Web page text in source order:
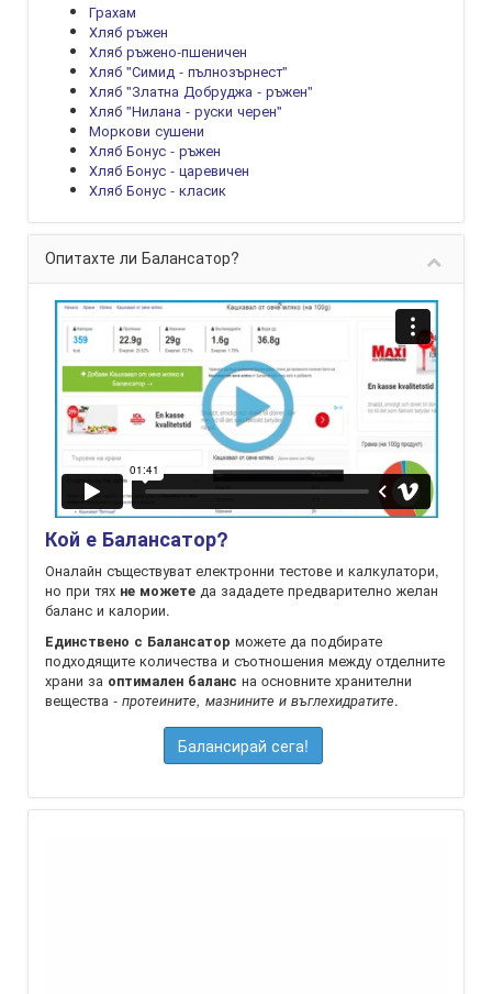
Грахам
Хляб ръжен
Хляб ръжено-пшеничен
Хляб "Симид - пълнозърнест"
Хляб "Златна Добруджа - ръжен"
Хляб "Нилана - руски черен"
Моркови сушени
Хляб Бонус - ръжен
Хляб Бонус - царевичен
Хляб Бонус - класик
Опитахте ли Балансатор?
Кой е Балансатор?
Оналайн съществуват електронни тестове и калкулатори,
но при тях не можете да зададете предварително желан
баланс и калории.
Единствено с Балансатор можете да подбирате
подходящите количества и съотношения между отделните
храни за оптимален баланс на oсновните хранителни
вещества - протеините, мазнините и въглехидратите.
Балансирай сега!